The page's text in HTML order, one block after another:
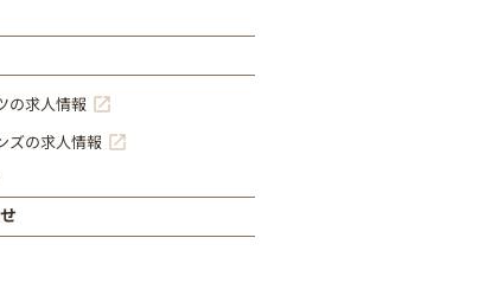
の求人情報
ズの求人情報